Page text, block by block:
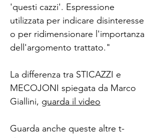
'questi cazzi'. Espressione
utilizzata per indicare disinteresse
o per ridimensionare l'importanza
dell'argomento trattato."
La differenza tra STICAZZI e
MECOJONI spiegata da Marco
Giallini, guarda il video
Guarda anche queste altre t-